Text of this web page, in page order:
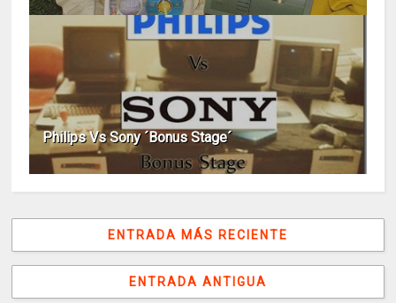
Philips Vs Sony ´Bonus Stage´
ENTRADA MÁS RECIENTE
ENTRADA ANTIGUA